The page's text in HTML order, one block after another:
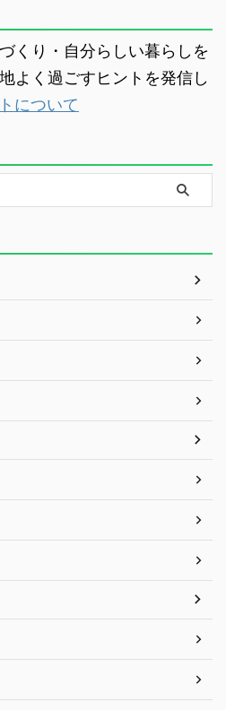
くり・自分らしい暮らしを
よく過ごすヒントを発信し
について